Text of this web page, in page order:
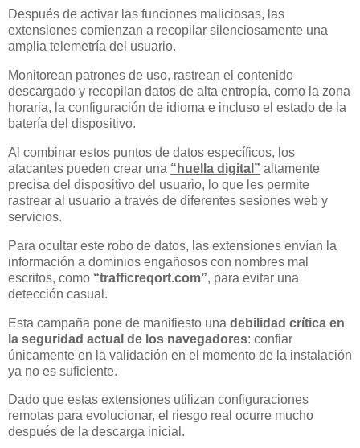
Después de activar las funciones maliciosas, las
extensiones comienzan a recopilar silenciosamente una
amplia telemetría del usuario.
Monitorean patrones de uso, rastrean el contenido
descargado y recopilan datos de alta entropía, como la zona
horaria, la configuración de idioma e incluso el estado de la
batería del dispositivo.
Al combinar estos puntos de datos específicos, los
atacantes pueden crear una “huella digital” altamente
precisa del dispositivo del usuario, lo que les permite
rastrear al usuario a través de diferentes sesiones web y
servicios.
Para ocultar este robo de datos, las extensiones envían la
información a dominios engañosos con nombres mal
escritos, como “trafficreqort.com”, para evitar una
detección casual.
Esta campaña pone de manifiesto una debilidad crítica en
la seguridad actual de los navegadores: confiar
únicamente en la validación en el momento de la instalación
ya no es suficiente.
Dado que estas extensiones utilizan configuraciones
remotas para evolucionar, el riesgo real ocurre mucho
después de la descarga inicial.